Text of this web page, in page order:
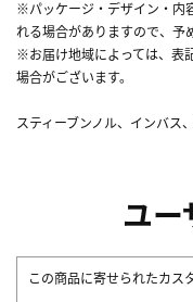
※パッケージ・デザイン・内
れる場合がありますので、予
※お届け地域によっては、表
場合がございます。
スティーブンノル、インバス
ユ
この商品に寄せられたカス